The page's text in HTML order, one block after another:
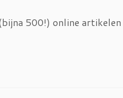
500!) online